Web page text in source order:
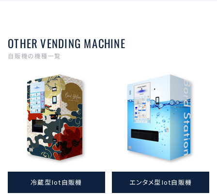
OTHER VENDING MACHINE
自販機の機種一覧
冷蔵型Iot自販機 エンタメ型Iot自販機